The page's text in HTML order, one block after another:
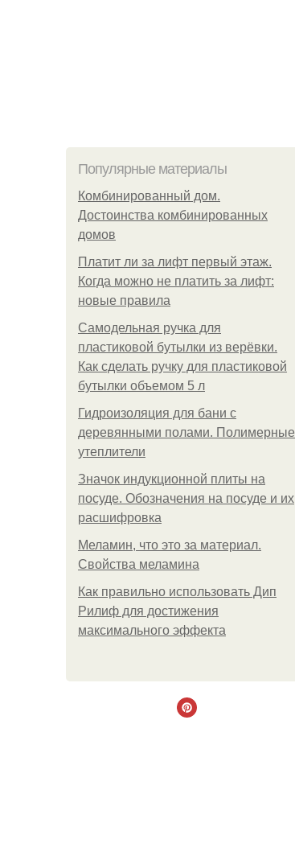
Популярные материалы
Комбинированный дом.
Достоинства комбинированных
домов
Платит ли за лифт первый этаж.
Когда можно не платить за лифт:
новые правила
Самодельная ручка для
пластиковой бутылки из верёвки.
Как сделать ручку для пластиковой
бутылки объемом 5 л
Гидроизоляция для бани с
деревянными полами. Полимерные
утеплители
Значок индукционной плиты на
посуде. Обозначения на посуде и их
расшифровка
Меламин, что это за материал.
Свойства меламина
Как правильно использовать Дип
Рилиф для достижения
максимального эффекта